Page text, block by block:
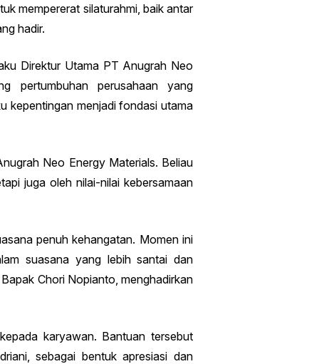
mempererat silaturahmi, baik antar
hadir.
Direktur Utama PT Anugrah Neo
pertumbuhan perusahaan yang
kepentingan menjadi fondasi utama
Neo Energy Materials. Beliau
juga oleh nilai-nilai kebersamaan
penuh kehangatan. Momen ini
suasana yang lebih santai dan
Chori Nopianto, menghadirkan
karyawan. Bantuan tersebut
sebagai bentuk apresiasi dan